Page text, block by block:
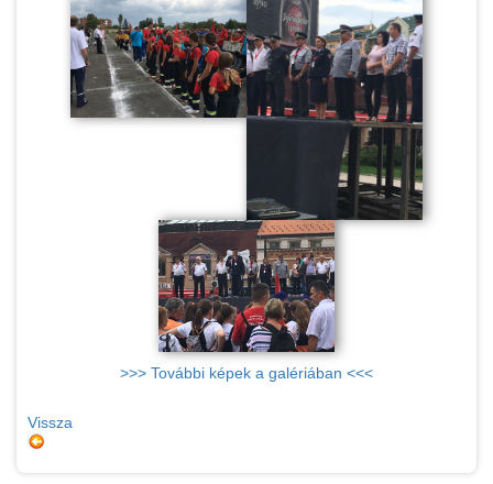
>>> További képek a galériában <<<
Vissza